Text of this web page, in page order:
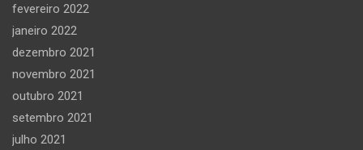
fevereiro 2022
janeiro 2022
dezembro 2021
novembro 2021
outubro 2021
setembro 2021
julho 2021